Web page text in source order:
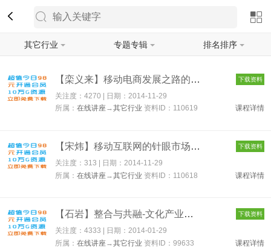
其它行业 专题专辑 排名排序
【栾义来】移动电商发展之路的突破与展望 110619 下载资料
关注度：4270 | 日期： 2014-11-29
所属：在线讲座→其它行业 资料ID：110619 课程详情
【宋炜】移动互联网的针眼市场在哪儿 110618 下载资料
关注度：313 | 日期：2014-11-29
所属：在线讲座→其它行业 资料ID：110618 课程详情
【石岩】整合与共融-文化产业化与产业文化化 99633 下载资料
关注度：4333 | 日期：2014-01-29
所属：在线讲座→其它行业 资料ID：99633 课程详情